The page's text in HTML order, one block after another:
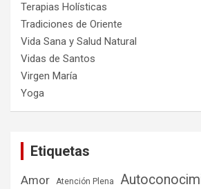
Terapias Holísticas
Tradiciones de Oriente
Vida Sana y Salud Natural
Vidas de Santos
Virgen María
Yoga
Etiquetas
Amor Atención Plena